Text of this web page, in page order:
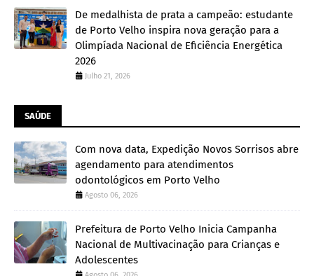
De medalhista de prata a campeão: estudante
de Porto Velho inspira nova geração para a
Olimpíada Nacional de Eficiência Energética
2026
Julho 21, 2026
SAÚDE
Com nova data, Expedição Novos Sorrisos abre
agendamento para atendimentos
odontológicos em Porto Velho
Agosto 06, 2026
Prefeitura de Porto Velho Inicia Campanha
Nacional de Multivacinação para Crianças e
Adolescentes